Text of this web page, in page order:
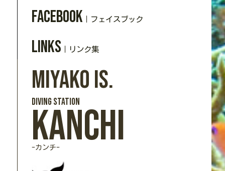
Facebook ｜フェイスブック
Links ｜リンク集
Miyako Is.
DIVING station
Kanchi
-カンチ-